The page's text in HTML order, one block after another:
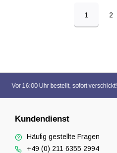
1 2
Vor 16:00 Uhr bestellt, sofort verschickt!
Kundendienst
Häufig gestellte Fragen
+49 (0) 211 6355 2994